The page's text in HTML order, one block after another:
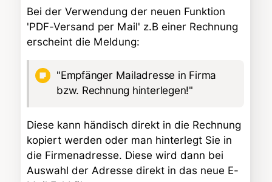
Bei der Verwendung der neuen Funktion
'PDF-Versand per Mail' z.B einer Rechnung
erscheint die Meldung:
"Empfänger Mailadresse in Firma
bzw. Rechnung hinterlegen!"
Diese kann händisch direkt in die Rechnung
kopiert werden oder man hinterlegt Sie in
die Firmenadresse. Diese wird dann bei
Auswahl der Adresse direkt in das neue E-